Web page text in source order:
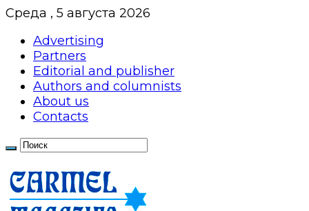
Среда , 5 августа 2026
Advertising
Partners
Editorial and publisher
Authors and columnists
About us
Contacts